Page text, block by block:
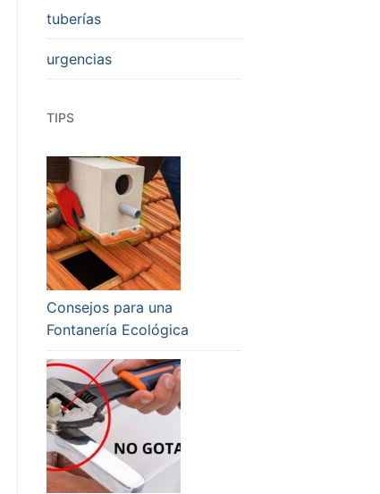
tuberías
urgencias
TIPS
Consejos para una
Fontanería Ecológica